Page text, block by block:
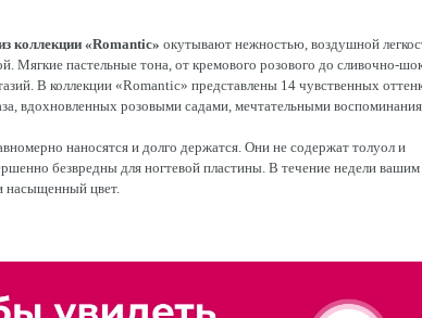
коллекции «Romantic» окутывают нежностью, воздушной
Мягкие пастельные тона, от кремового розового до сливочно-
В коллекции «Romantic» представлены 14 чувственных
вдохновленных розовыми садами, мечтательными
наносятся и долго держатся. Они не содержат толуол и
безвредны для ногтевой пластины. В течение недели вашим
насыщенный цвет.